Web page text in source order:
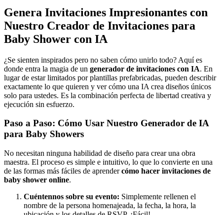
Genera Invitaciones Impresionantes con
Nuestro Creador de Invitaciones para
Baby Shower con IA
¿Se sienten inspirados pero no saben cómo unirlo todo? Aquí es
donde entra la magia de un generador de invitaciones con IA. En
lugar de estar limitados por plantillas prefabricadas, pueden describir
exactamente lo que quieren y ver cómo una IA crea diseños únicos
solo para ustedes. Es la combinación perfecta de libertad creativa y
ejecución sin esfuerzo.
Paso a Paso: Cómo Usar Nuestro Generador de IA
para Baby Showers
No necesitan ninguna habilidad de diseño para crear una obra
maestra. El proceso es simple e intuitivo, lo que lo convierte en una
de las formas más fáciles de aprendercómo hacer invitaciones de
baby shower online.
Cuéntennos sobre su evento: Simplemente rellenen el
nombre de la persona homenajeada, la fecha, la hora, la